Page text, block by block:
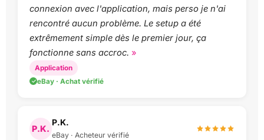
connexion avec l'application, mais perso je n'ai
rencontré aucun problème. Le setup a été
extrêmement simple dès le premier jour, ça
fonctionne sans accroc.
Application
eBay · Achat vérifié
P.K.
P.K.
eBay · Acheteur vérifié